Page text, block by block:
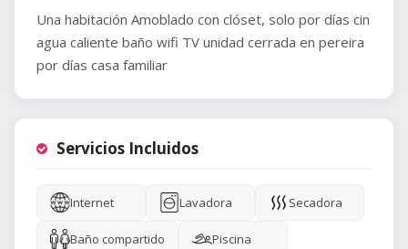
Una habitación Amoblado con clóset, solo por días cin
agua caliente baño wifi TV unidad cerrada en pereira
por días casa familiar
Servicios Incluidos
Internet Lavadora Secadora
Baño compartido Piscina